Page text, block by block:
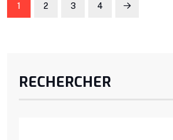
1 2 3 4
RECHERCHER